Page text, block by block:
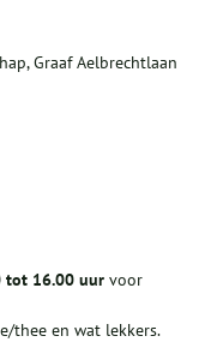
Graaf Aelbrechtlaan
tot 16.00 uur voor
thee en wat lekkers.